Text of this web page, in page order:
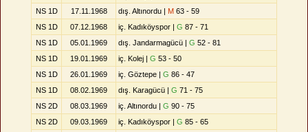
NS 1D
17.11.1968 dış. Altınordu | M 63 - 59
NS 1D
07.12.1968 iç. Kadıköyspor | G 87 - 71
NS 1D
05.01.1969 dış. Jandarmagücü | G 52 - 81
NS 1D
19.01.1969 iç. Kolej | G 53 - 50
NS 1D
26.01.1969 iç. Göztepe | G 86 - 47
NS 1D
08.02.1969 dış. Karagücü | G 71 - 75
NS 2D
08.03.1969 iç. Altınordu | G 90 - 75
NS 2D
09.03.1969 iç. Kadıköyspor | G 85 - 65